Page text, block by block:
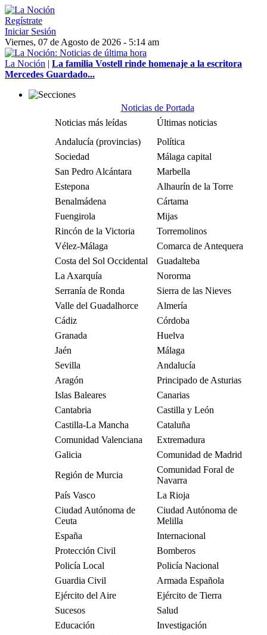
Regístrate
Iniciar Sesión
Viernes, 07 de Agosto de 2026 - 5:14 am
La Noción | La familia Vostell rinde homenaje a la escritora
Mercedes Guardado...
Noticias de Portada
Noticias más leídas
Últimas noticias
Andalucía (provincias)
Política
Sociedad
Málaga capital
San Pedro Alcántara
Marbella
Estepona
Alhaurín de la Torre
Benalmádena
Cártama
Fuengirola
Mijas
Rincón de la Victoria
Torremolinos
Vélez-Málaga
Comarca de Antequera
Costa del Sol Occidental
Guadalteba
La Axarquía
Nororma
Serranía de Ronda
Sierra de las Nieves
Valle del Guadalhorce
Almería
Cádiz
Córdoba
Granada
Huelva
Jaén
Málaga
Sevilla
Andalucía
Aragón
Principado de Asturias
Islas Baleares
Canarias
Cantabria
Castilla y León
Castilla-La Mancha
Cataluña
Comunidad Valenciana
Extremadura
Galicia
Comunidad de Madrid
Región de Murcia
Comunidad Foral de
Navarra
País Vasco
La Rioja
Ciudad Autónoma de
Ceuta
Ciudad Autónoma de
Melilla
España
Internacional
Protección Civil
Bomberos
Policía Local
Policía Nacional
Guardia Civil
Armada Española
Ejército del Aire
Ejército de Tierra
Sucesos
Salud
Educación
Investigación